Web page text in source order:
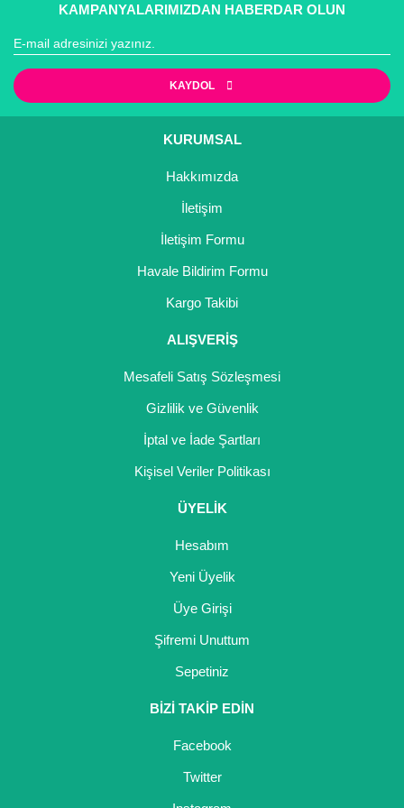
KAMPANYALARIMIZDAN HABERDAR OLUN
KAYDOL
KURUMSAL
Hakkımızda
İletişim
İletişim Formu
Havale Bildirim Formu
Kargo Takibi
ALIŞVERİŞ
Mesafeli Satış Sözleşmesi
Gizlilik ve Güvenlik
İptal ve İade Şartları
Kişisel Veriler Politikası
ÜYELİK
Hesabım
Yeni Üyelik
Üye Girişi
Şifremi Unuttum
Sepetiniz
BİZİ TAKİP EDİN
Facebook
Twitter